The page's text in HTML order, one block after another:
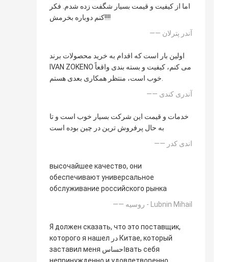
اما از کیفیت و قیمت بسیار شگفت زده شدم. فکر
کنم دوباره بخرمش!!!!
—— آندر پترلان
اولین بار است که اقدام به خرید محصولات برند
IVAN ZOKENO می کنم، کیفیت و بسته بندی واقعاً
خوب است، منتظر همکاری بعدی هستم.
—— آندری کندی
خدمات و قیمت این شرکت بسیار خوب است و تا
به حال پرفروش ترین در چین بوده است
—— اندی کدر
высочайшее качество, они
обеспечивают универсальное
обслуживание российского рынка
—— روسیه - Lubnin Mihail
Я должен сказать, что это поставщик,
которого я нашел در Китае, который
заставил меня احساسвать себя